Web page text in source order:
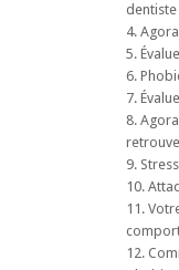
dentiste
4.
5.
6.
7.
8.
9.
10.
11.
12.